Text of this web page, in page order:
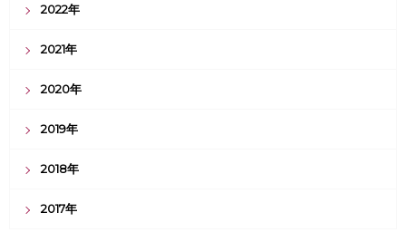
2022年
2021年
2020年
2019年
2018年
2017年